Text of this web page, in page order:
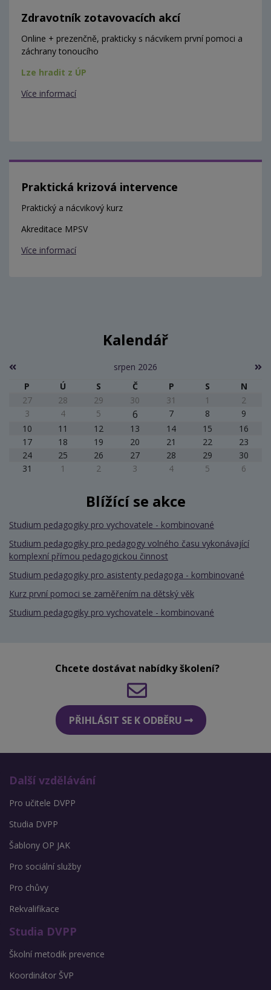
Zdravotník zotavovacích akcí
Online + prezenčně, prakticky s nácvikem první pomoci a
záchrany tonoucího
Lze hradit z ÚP
Více informací
Praktická krizová intervence
Praktický a nácvikový kurz
Akreditace MPSV
Více informací
Kalendář
srpen 2026
P
Ú S Č P S
N
27
28 29 30 31 1
2
3
4 5 6 7 8
9
10
11 12 13 14 15
16
17
18 19 20 21 22
23
24
25 26 27 28 29
30
31
1 2 3 4 5 6
Blížící se akce
Studium pedagogiky pro vychovatele - kombinované
Studium pedagogiky pro pedagogy volného času vykonávající
komplexní přímou pedagogickou činnost
Studium pedagogiky pro asistenty pedagoga - kombinované
Kurz první pomoci se zaměřením na dětský věk
Studium pedagogiky pro vychovatele - kombinované
Chcete dostávat nabídky školení?
PŘIHLÁSIT SE K ODBĚRU
Další vzdělávání
Pro učitele DVPP
Studia DVPP
Šablony OP JAK
Pro sociální služby
Pro chůvy
Rekvalifikace
Studia DVPP
Školní metodik prevence
Koordinátor ŠVP